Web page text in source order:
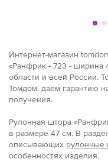
Интернет-магазин
«Ранфрик - 723 - ширина
области и всей России.
Томдом, даем гарантию
получения.
Рулонная штора
в размерe 47 см. В
описывающих рулонные
особенностях изделия.